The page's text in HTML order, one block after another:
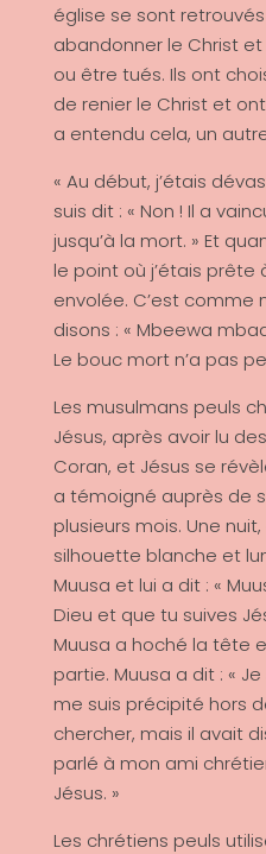
église se sont
abandonner le Christ
ou être tués. Ils ont
de renier le Christ et
a entendu cela, un
« Au début, j’étais
suis dit : « Non ! Il a
jusqu’à la mort. » Et
le point où j’étais prête
envolée. C’est comme
disons : « Mbeewa
Le bouc mort n’a pas
Les musulmans peuls
Jésus, après avoir lu
Coran, et Jésus se
a témoigné auprès de
plusieurs mois. Une
silhouette blanche et
Muusa et lui a dit : «
Dieu et que tu suives
Muusa a hoché la tête
partie. Muusa a dit : «
me suis précipité hors
chercher, mais il avait
parlé à mon ami
Jésus. »
Les chrétiens peuls